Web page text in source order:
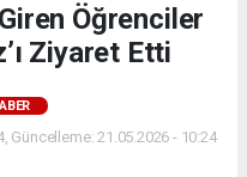
Öğrenciler
Ziyaret Etti
Güncelleme: 21.05.2026 - 10:24